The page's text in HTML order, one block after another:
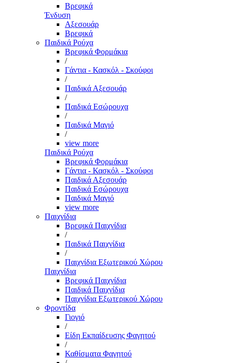
Βρεφικά
Ένδυση
Αξεσουάρ
Βρεφικά
Παιδικά Ρούχα
Βρεφικά Φορμάκια
/
Γάντια - Κασκόλ - Σκούφοι
/
Παιδικά Αξεσουάρ
/
Παιδικά Εσώρουχα
/
Παιδικά Μαγιό
/
view more
Παιδικά Ρούχα
Βρεφικά Φορμάκια
Γάντια - Κασκόλ - Σκούφοι
Παιδικά Αξεσουάρ
Παιδικά Εσώρουχα
Παιδικά Μαγιό
view more
Παιχνίδια
Βρεφικά Παιχνίδια
/
Παιδικά Παιχνίδια
/
Παιχνίδια Εξωτερικού Χώρου
Παιχνίδια
Βρεφικά Παιχνίδια
Παιδικά Παιχνίδια
Παιχνίδια Εξωτερικού Χώρου
Φροντίδα
Γιογιό
/
Είδη Εκπαίδευσης Φαγητού
/
Καθίσματα Φαγητού